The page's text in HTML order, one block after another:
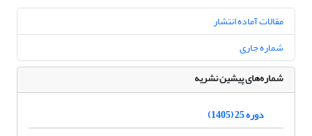
مقالات آماده انتشار
شماره جاری
شماره‌های پیشین نشریه
دوره 25 (1405)